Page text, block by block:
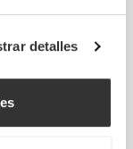
detalles
muy versátil